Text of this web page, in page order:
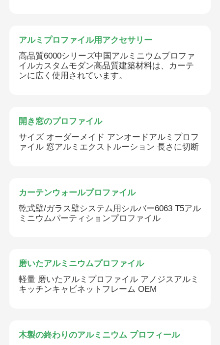
アルミプロファイル用アクセサリー
高品質6000シリーズ中国アルミニウムプロファ
イルカスタムモダン高品質建築材料は、カーテ
ンに広く使用されています。
開き窓のプロファイル
サイズ オーダーメイド アンオードアルミプロフ
ァイル 窓アルミエクストルーション 長さに切断
カーテンウォールプロファイル
乾式壁/ガラス壁システム用シルバー6063 T5アル
ミニウムパーティションプロファイル
磨いたアルミニウムプロファイル
軽量 磨いたアルミプロファイル アノジスアルミ
キッチンキャビネットフレーム OEM
木製の終わりのアルミニウム プロフィール